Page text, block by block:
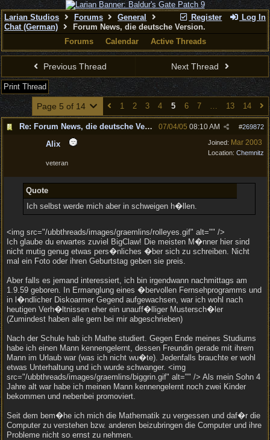
Register Log In
Larian Studios Forums
General
Chat (German)
Forum News, die deutsche Version.
Forums
Calendar Active Threads
Previous Thread Next Thread
Print Thread
Page 5 of 14 1 2 3 4 5 6 7 … 13 14
Re: Forum News, die deutsche Version. #269872
07/04/05 08:10 AM
Joined: Mar 2003
Location: Chemnitz
Alix
veteran
Quote
Ich selbst werde mich aber in schweigen h�llen.
<img src="/ubbthreads/images/graemlins/rolleyes.gif" alt="" />
Ich glaube du erwartes zuviel BigClaw! Die meisten M�nner hier sind
nicht mutig genug etwas pers�nliches �ber sich zu schreiben. Nicht
mal ein Foto oder ihren Geburtstag geben sie preis.
Aber falls es jemand interessiert, ich bin irgendwann nachmittags am
1.9.59 geboren. In Ermanglung eines �bervollen Fernsehprogramms und
in l�ndlicher Diskoarmer Gegend aufgewachsen, war ich wohl nach
heutigen Verh�ltnissen eher ein unauff�lliger Mustersch�ler
(Zumindest haben alle gern bei mir abgeschrieben)
Nach der Schule hab ich Mathe studiert. Gegen Ende meines Studiums
habe ich einen Mann kennengelernt, dessen Freundin gerade mit ihrem
Mann im Urlaub war (was ich nicht wu�te). Jedenfalls brauchte er wohl
etwas Unterhaltung und ich wurde schwanger. <img
src="/ubbthreads/images/graemlins/biggrin.gif" alt="" /> Als mein Sohn 4
Jahre alt war habe ich meinen Mann kennengelernt noch zwei Kinder
bekommen und nebenbei promoviert.
Seit dem bem�he ich mich die Mathematik zu vergessen und daf�r die
Computer zu verstehen bzw. anderen beizubringen die Computer und ihre
Probleme nicht so ernst zu nehmen.